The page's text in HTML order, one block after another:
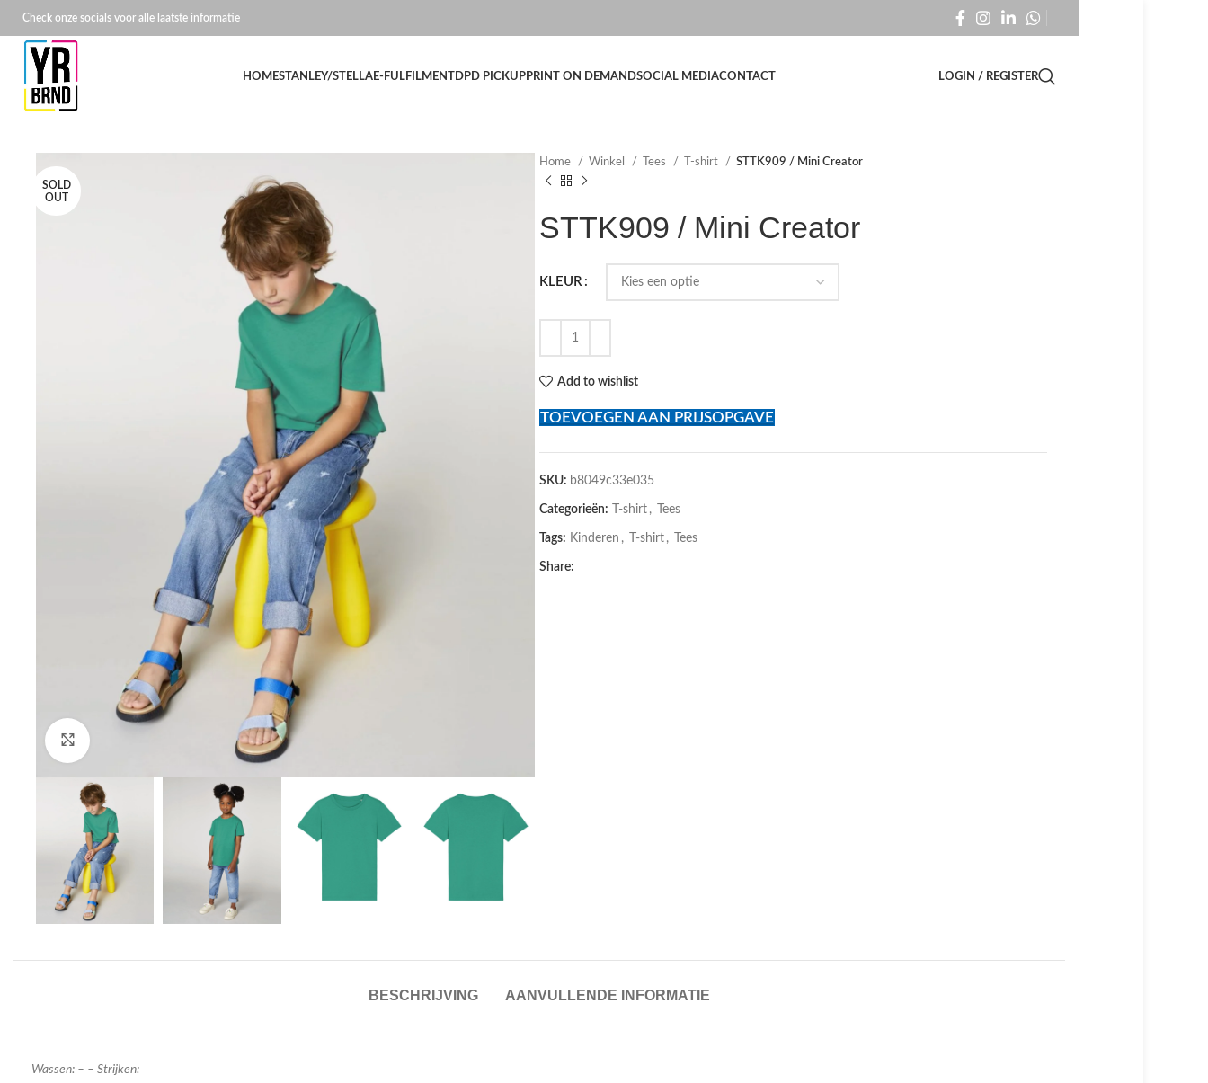
Check onze socials voor alle laatste informatie
HOMESTANLEY/STELLAE-FULFILMENT DPD PICKUPPRINT ON DEMANDSOCIAL MEDIACONTACT LOGIN / REGISTER
SOLD
OUT
Home Winkel Tees T-shirt STTK909 / Mini Creator
STTK909 / Mini Creator
KLEUR
Add to wishlist
TOEVOEGEN AAN PRIJSOPGAVE
SKU: b8049c33e035
Categorieën: T-shirt , Tees
Tags: Kinderen , T-shirt , Tees
Share:
BESCHRIJVING AANVULLENDE INFORMATIE
Wassen: – – Strijken: